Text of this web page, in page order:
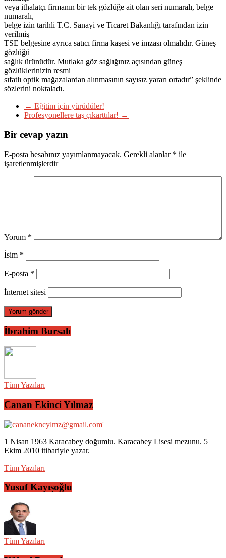
veya ithalatçı firmanın bir tek gözlüğe ait olan seri numaralı, belge
numaralı,
belge izin tarihli T.C. Sanayi ve Ticaret Bakanlığı tarafından izin
verilmiş
TSE belgesine ayrıca satıcı firma kaşesi ve imzası olmalıdır. Güneş
gözlüğü
sağlık ürünüdür. Mutlaka göz sağlığınız açısından güneş
gözlüklerinizin resmi
sıfatlı optik mağazalardan alınmasının sayısız yararı ortadır” şeklinde
sözlerini noktaladı.
← Eğitim için yürüdüler!
Profesyonellere taş çıkarttılar! →
Bir cevap yazın
E-posta hesabınız yayımlanmayacak. Gerekli alanlar * ile
işaretlenmişlerdir
Yorum *
İsim *
E-posta *
İnternet sitesi
İbrahim Bursalı
Tüm Yazıları
Canan Ekinci Yılmaz
1 Nisan 1963 Karacabey doğumlu. Karacabey Lisesi mezunu. 5
Ekim 2010 itibariyle yazar.
Tüm Yazıları
Yusuf Kayışoğlu
Tüm Yazıları